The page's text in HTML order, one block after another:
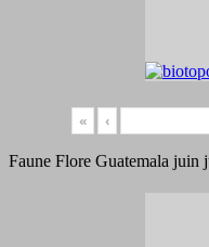
« ‹
Faune Flore Guatemala juin